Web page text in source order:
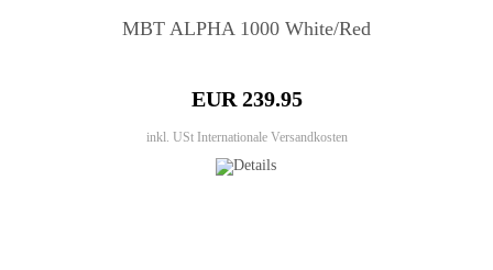
MBT ALPHA 1000 White/Red
EUR 239.95
inkl. USt Internationale Versandkosten